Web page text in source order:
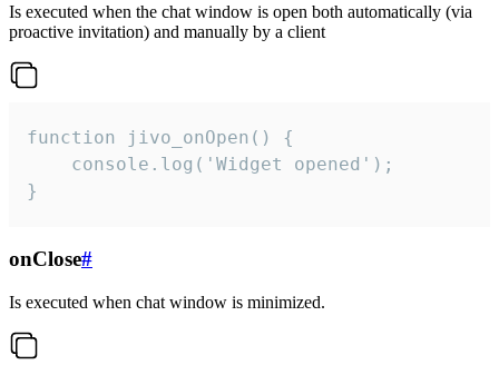
Is executed when the chat window is open both automatically (via
proactive invitation) and manually by a client
function jivo_onOpen() {
    console.log('Widget opened');
}
onClose#
Is executed when chat window is minimized.